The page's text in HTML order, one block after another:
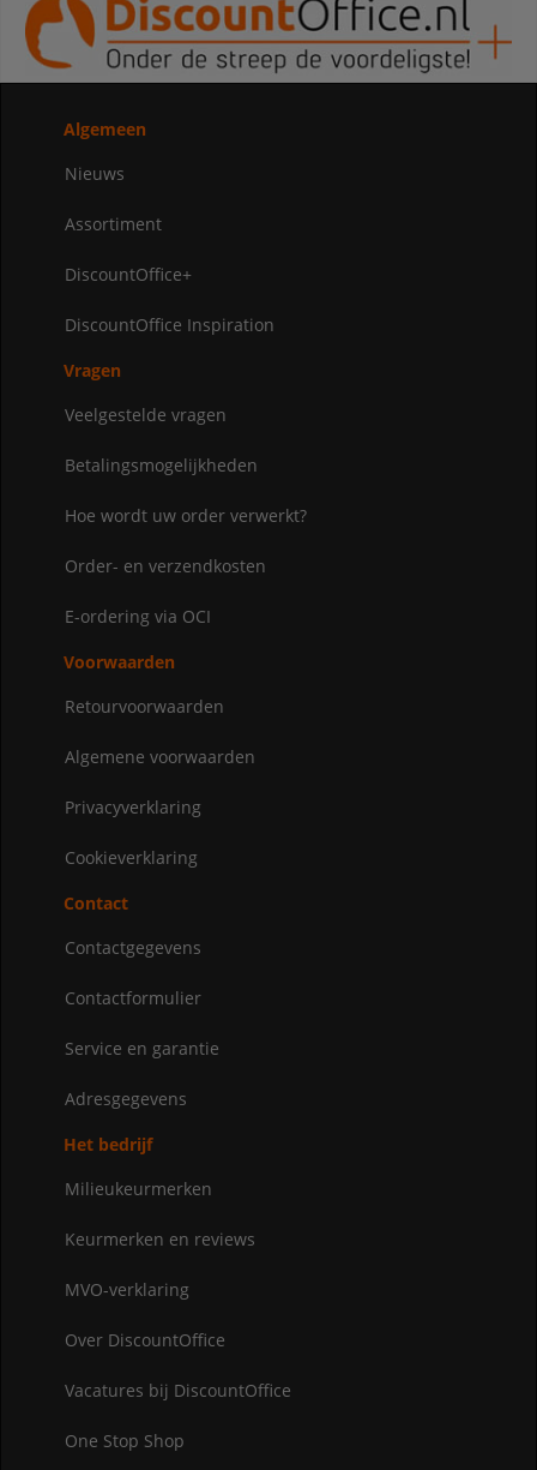
Algemeen
Nieuws
Assortiment
DiscountOffice+
DiscountOffice Inspiration
Vragen
Veelgestelde vragen
Betalingsmogelijkheden
Hoe wordt uw order verwerkt?
Order- en verzendkosten
E-ordering via OCI
Voorwaarden
Retourvoorwaarden
Algemene voorwaarden
Privacyverklaring
Cookieverklaring
Contact
Contactgegevens
Contactformulier
Service en garantie
Adresgegevens
Het bedrijf
Milieukeurmerken
Keurmerken en reviews
MVO-verklaring
Over DiscountOffice
Vacatures bij DiscountOffice
One Stop Shop